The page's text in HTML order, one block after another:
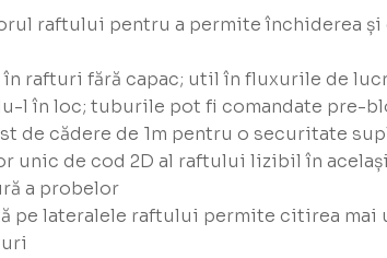
raftului pentru a permite închiderea și
rafturi fără capac; util în fluxurile de
l în loc; tuburile pot fi comandate pre-
de cădere de 1m pentru o securitate
unic de cod 2D al raftului lizibil în
a probelor
pe lateralele raftului permite citirea